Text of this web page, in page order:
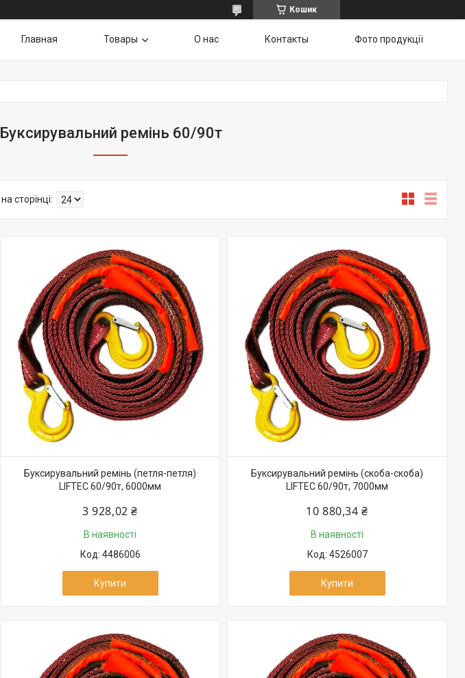
Кошик
Главная Товары О нас Контакты Фото продукції
Буксирувальний ремінь 60/90т
Буксирувальний ремінь (петля-петля)
LIFTEC 60/90т, 6000мм
3 928,02 ₴
В наявності
4486006
Купити
Буксирувальний ремінь (скоба-скоба)
LIFTEC 60/90т, 7000мм
10 880,34 ₴
В наявності
4526007
Купити